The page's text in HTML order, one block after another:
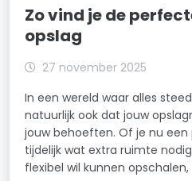
Zo vind je de
opslag
27 november 2025
In een wereld waar alles
natuurlijk ook dat jouw
jouw behoeften. Of je nu
tijdelijk wat extra ruimte
flexibel wil kunnen opschalen,